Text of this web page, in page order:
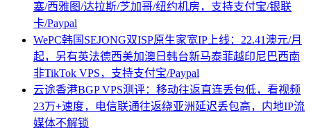
塞/西雅图/达拉斯/芝加哥/纽约机房，支持支付宝/银联
卡/Paypal
WePC韩国SEJONG双ISP原生家宽IP上线：22.41澳元/月
起，另有英法德西美加澳日韩台新马泰菲越印尼巴西南
非TikTok VPS，支持支付宝/Paypal
云途香港BGP VPS测评：移动往返直连丢包低，看视频
23万+速度，电信联通往返绕亚洲延迟丢包高，内地IP流
媒体不解锁